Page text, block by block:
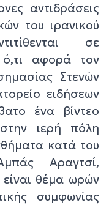
αντιδράσεις
του ιρανικού
σε
αφορά τον
Στενών
ειδήσεων
ένα βίντεο
ιερή πόλη
κατά του
Αραγτσί,
θέμα ωρών
συμφωνίας